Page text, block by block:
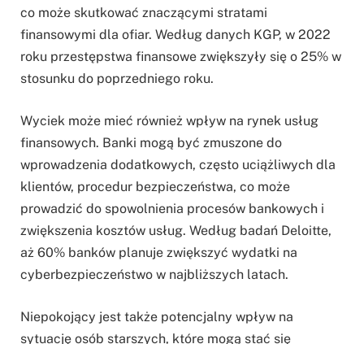
co może skutkować znaczącymi stratami
finansowymi dla ofiar. Według danych KGP, w 2022
roku przestępstwa finansowe zwiększyły się o 25% w
stosunku do poprzedniego roku.
Wyciek może mieć również wpływ na rynek usług
finansowych. Banki mogą być zmuszone do
wprowadzenia dodatkowych, często uciążliwych dla
klientów, procedur bezpieczeństwa, co może
prowadzić do spowolnienia procesów bankowych i
zwiększenia kosztów usług. Według badań Deloitte,
aż 60% banków planuje zwiększyć wydatki na
cyberbezpieczeństwo w najbliższych latach.
Niepokojący jest także potencjalny wpływ na
sytuację osób starszych, które mogą stać się